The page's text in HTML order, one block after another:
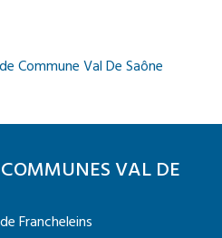
VAL DE
Francheleins